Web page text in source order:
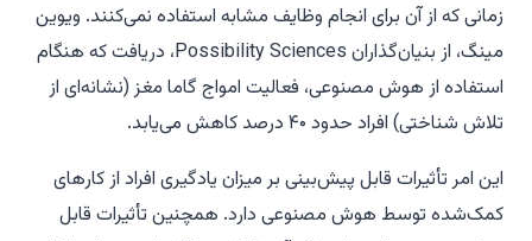
زمانی که از آن برای انجام وظایف مشابه استفاده نمی‌کنند. ویوین
مینگ، از بنیان‌گذاران Possibility Sciences، دریافت که هنگام
استفاده از هوش مصنوعی، فعالیت امواج گاما مغز (نشانه‌ای از
تلاش شناختی) افراد حدود ۴۰ درصد کاهش می‌یابد.
این امر تأثیرات قابل پیش‌بینی بر میزان یادگیری افراد از کارهای
کمک‌شده توسط هوش مصنوعی دارد. همچنین تأثیرات قابل